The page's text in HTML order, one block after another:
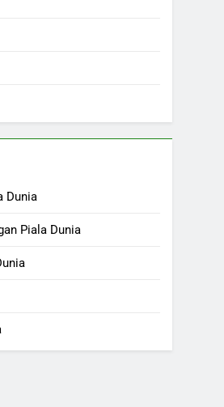
Dunia
Piala Dunia